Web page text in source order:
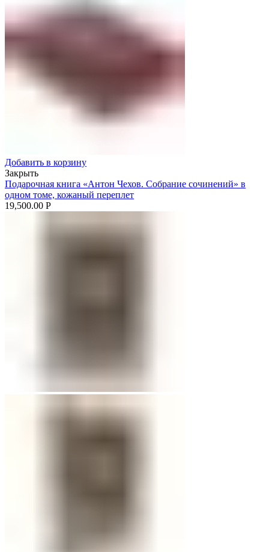
Добавить в корзину
Закрыть
Подарочная книга «Антон Чехов. Собрание сочинений» в
одном томе, кожаный переплет
19,500.00 Р